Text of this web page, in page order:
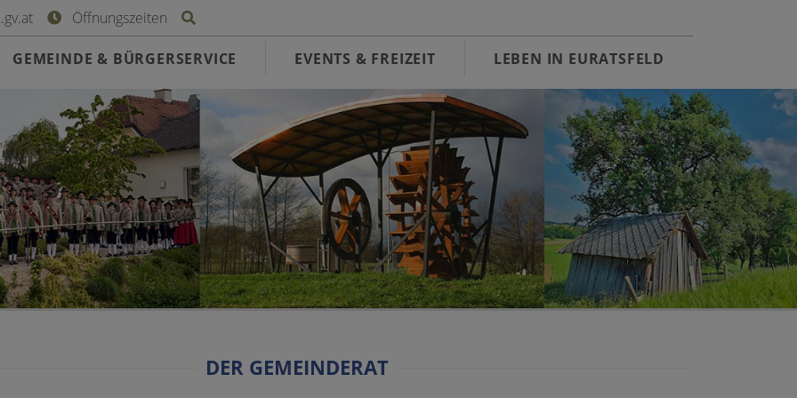
Öffnungszeiten
GEMEINDE & BÜRGERSERVICE EVENTS & FREIZEIT LEBEN IN EURATSFELD
DER GEMEINDERAT